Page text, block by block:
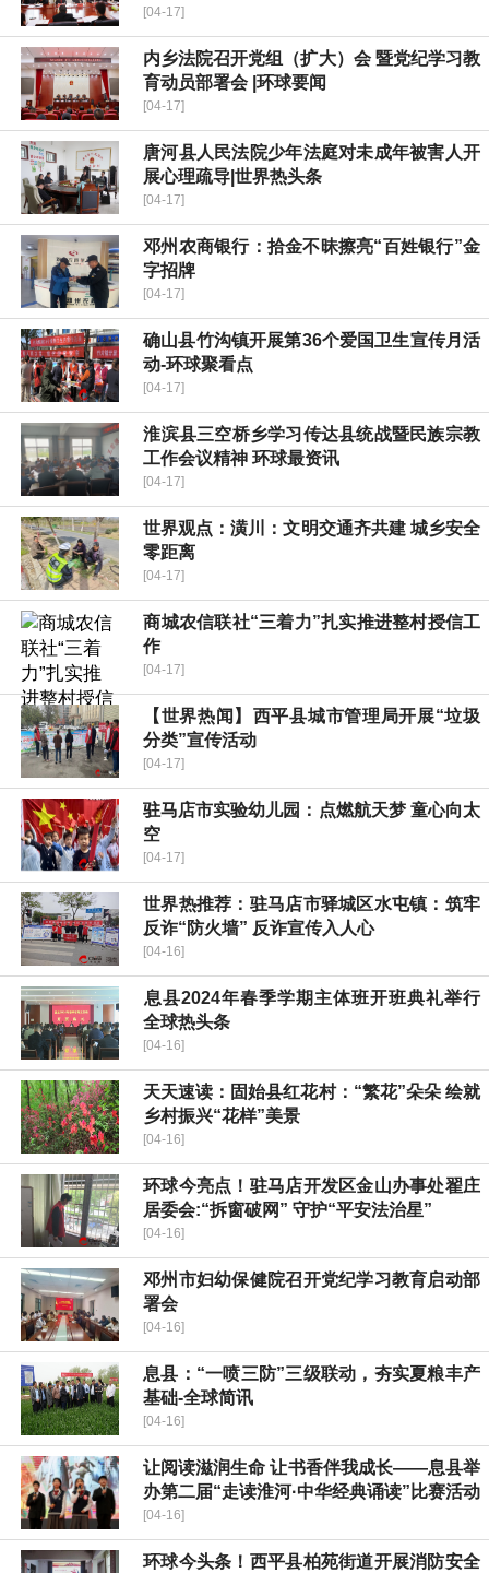
[04-17]
内乡法院召开党组（扩大）会 暨党纪学习教
育动员部署会 |环球要闻
[04-17]
唐河县人民法院少年法庭对未成年被害人开
展心理疏导|世界热头条
[04-17]
邓州农商银行：拾金不昧擦亮“百姓银行”金
字招牌
[04-17]
确山县竹沟镇开展第36个爱国卫生宣传月活
动-环球聚看点
[04-17]
​淮滨县三空桥乡学习传达县统战暨民族宗教
工作会议精神 环球最资讯
[04-17]
世界观点：​潢川：文明交通齐共建 城乡安全
零距离
[04-17]
​商城农信联社“三着力”扎实推进整村授信工
作
[04-17]
【世界热闻】​西平县城市管理局开展“垃圾
分类”宣传活动
[04-17]
驻马店市实验幼儿园：点燃航天梦 童心向太
空
[04-17]
世界热推荐：驻马店市驿城区水屯镇：筑牢
反诈“防火墙” 反诈宣传入人心
[04-16]
​息县2024年春季学期主体班开班典礼举行
全球热头条
[04-16]
天天速读：固始县红花村：“繁花”朵朵 绘就
乡村振兴“花样”美景
[04-16]
环球今亮点！驻马店开发区金山办事处翟庄
居委会:“拆窗破网” 守护“平安法治星”
[04-16]
邓州市妇幼保健院召开党纪学习教育启动部
署会
[04-16]
息县：“一喷三防”三级联动，夯实夏粮丰产
基础-全球简讯
[04-16]
让阅读滋润生命 让书香伴我成长——息县举
办第二届“走读淮河·中华经典诵读”比赛活动
[04-16]
环球今头条！​西平县柏苑街道开展消防安全